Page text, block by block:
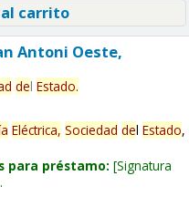
carrito
Antoni Oeste,
del Estado.
Eléctrica, Sociedad del Estado,
para préstamo: Signatura